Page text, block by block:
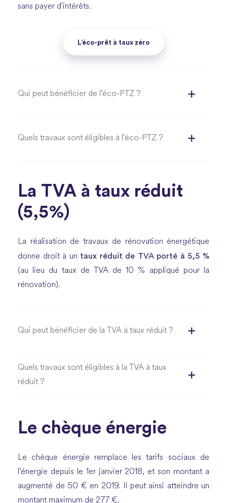
sans payer d'intérêts.
L’éco-prêt à taux zéro
Qui peut bénéficier de l’éco-PTZ ?
Quels travaux sont éligibles à l’éco-PTZ ?
La TVA à taux réduit
(5,5%)
La réalisation de travaux de rénovation énergétique
donne droit à un taux réduit de TVA porté à 5,5 %
(au lieu du taux de TVA de 10 % appliqué pour la
rénovation).
Qui peut bénéficier de la TVA à taux réduit ?
Quels travaux sont éligibles à la TVA à taux
réduit ?
Le chèque énergie
Le chèque énergie remplace les tarifs sociaux de
l’énergie depuis le 1er janvier 2018, et son montant a
augmenté de 50 € en 2019. Il peut ainsi atteindre un
montant maximum de 277 €.